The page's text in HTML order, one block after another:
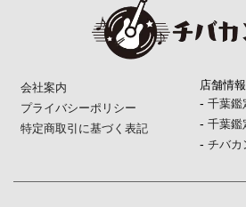
会社案内
プライバシーポリシー
特定商取引に基づく表記
店舗情報
- 千葉鑑
- 千葉鑑
- チバカ